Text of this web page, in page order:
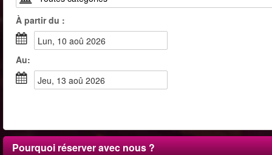
À partir du :
lun, 10 aoû 2026
Au:
jeu, 13 aoû 2026
Pourquoi réserver avec nous ?